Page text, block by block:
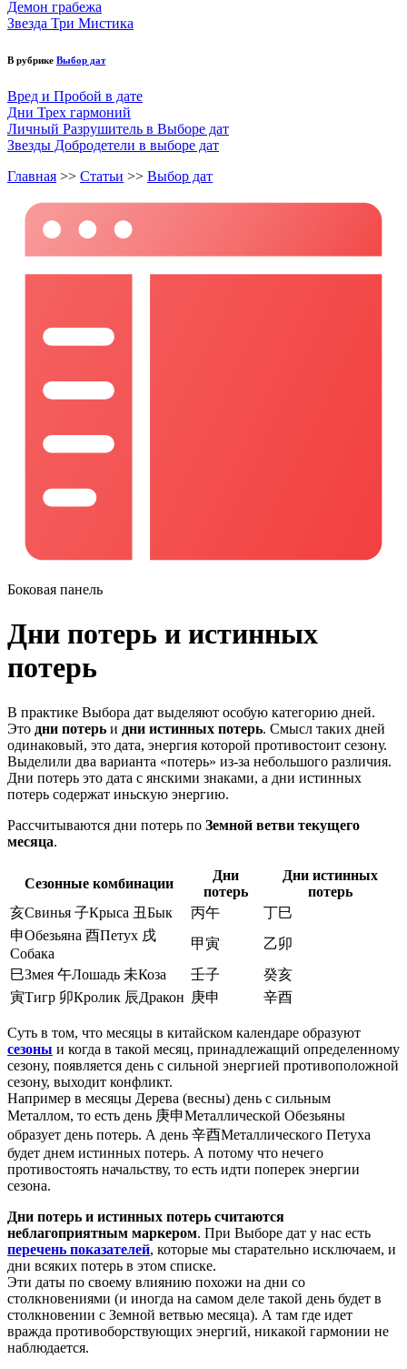
Демон грабежа
Звезда Три Мистика
В рубрике Выбор дат
Вред и Пробой в дате
Дни Трех гармоний
Личный Разрушитель в Выборе дат
Звезды Добродетели в выборе дат
Главная >> Статьи >> Выбор дат
Боковая панель
Дни потерь и истинных
потерь
В практике Выбора дат выделяют особую категорию дней.
Это дни потерь и дни истинных потерь. Смысл таких дней
одинаковый, это дата, энергия которой противостоит сезону.
Выделили два варианта «потерь» из-за небольшого различия.
Дни потерь это дата с янскими знаками, а дни истинных
потерь содержат иньскую энергию.
Рассчитываются дни потерь по Земной ветви текущего
месяца.
Сезонные комбинации
Дни
потерь
Дни истинных
потерь
亥Свинья 子Крыса 丑Бык 丙午
丁巳
申Обезьяна 酉Петух 戌
Собака
甲寅
乙卯
巳Змея 午Лошадь 未Коза 壬子
癸亥
寅Тигр 卯Кролик 辰Дракон 庚申 辛酉
Суть в том, что месяцы в китайском календаре образуют
сезоны и когда в такой месяц, принадлежащий определенному
сезону, появляется день с сильной энергией противоположной
сезону, выходит конфликт.
Например в месяцы Дерева (весны) день с сильным
Металлом, то есть день 庚申Металлической Обезьяны
образует день потерь. А день 辛酉Металлического Петуха
будет днем истинных потерь. А потому что нечего
противостоять начальству, то есть идти поперек энергии
сезона.
Дни потерь и истинных потерь считаются
неблагоприятным маркером. При Выборе дат у нас есть
перечень показателей, которые мы старательно исключаем, и
дни всяких потерь в этом списке.
Эти даты по своему влиянию похожи на дни со
столкновениями (и иногда на самом деле такой день будет в
столкновении с Земной ветвью месяца). А там где идет
вражда противоборствующих энергий, никакой гармонии не
наблюдается.